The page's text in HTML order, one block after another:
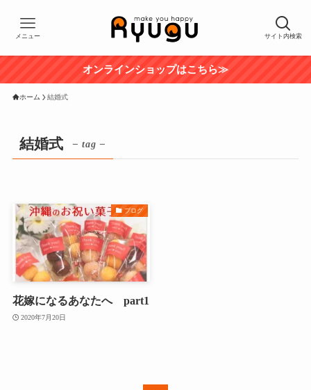
サイト内検索
メニュー
オンラインショップはこちら≫
ホーム 結婚式
結婚式 – tag –
ブログ
花嫁になるあなたへ part1
2020年7月20日